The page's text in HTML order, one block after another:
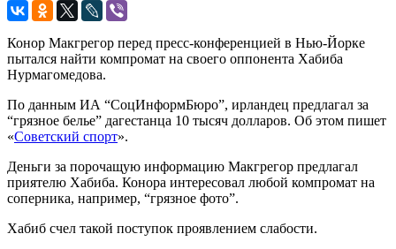
Конор Макгрегор перед пресс-конференцией в Нью-Йорке
пытался найти компромат на своего оппонента Хабиба
Нурмагомедова.
По данным ИА “СоцИнформБюро”, ирландец предлагал за
“грязное белье” дагестанца 10 тысяч долларов. Об этом пишет
«Советский спорт».
Деньги за порочащую информацию Макгрегор предлагал
приятелю Хабиба. Конора интересовал любой компромат на
соперника, например, “грязное фото”.
Хабиб счел такой поступок проявлением слабости.